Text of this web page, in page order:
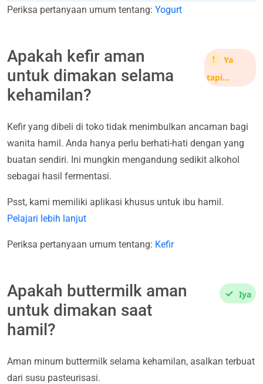
Periksa pertanyaan umum tentang: Yogurt
Apakah kefir aman
untuk dimakan selama
kehamilan?
Ya
tapi...
Kefir yang dibeli di toko tidak menimbulkan ancaman bagi
wanita hamil. Anda hanya perlu berhati-hati dengan yang
buatan sendiri. Ini mungkin mengandung sedikit alkohol
sebagai hasil fermentasi.
Psst, kami memiliki aplikasi khusus untuk ibu hamil.
Pelajari lebih lanjut
Periksa pertanyaan umum tentang: Kefir
Apakah buttermilk aman
untuk dimakan saat
hamil?
Iya
Aman minum buttermilk selama kehamilan, asalkan terbuat
dari susu pasteurisasi.